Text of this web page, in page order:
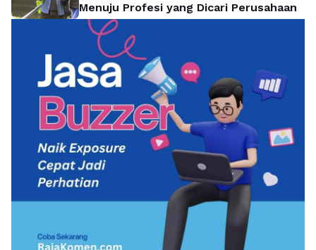
Menuju Profesi yang Dicari Perusahaan